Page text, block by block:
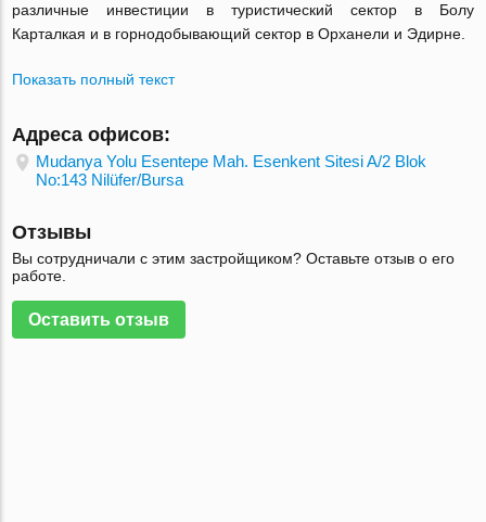
различные инвестиции в туристический сектор в Болу
Карталкая и в горнодобывающий сектор в Орханели и Эдирне.
Показать полный текст
Адреса офисов:
Mudanya Yolu Esentepe Mah. Esenkent Sitesi A/2 Blok
No:143 Nilüfer/Bursa
Отзывы
Вы сотрудничали с этим застройщиком? Оставьте отзыв о его
работе.
Оставить отзыв